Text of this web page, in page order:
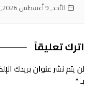
الأحد, 9 أغسطس 2026, 4:54
اترك تعليقاً
لن يتم نشر عنوان بريدك
بـ*